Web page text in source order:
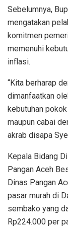
Sebelumnya,
mengatakan
komitmen
memenuhi
inflasi.
“Kita berharap
dimanfaatkan
kebutuhan
maupun cabai
akrab disapa
Kepala Bidang
Pangan Aceh
Dinas Pangan
pasar murah di
sembako yang
Rp224.000 per